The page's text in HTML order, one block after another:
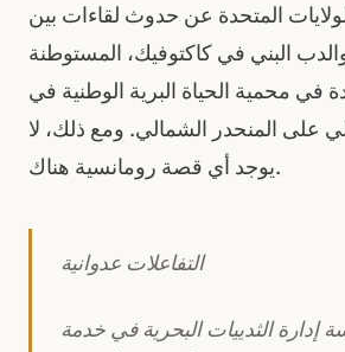
المتحدة عن حدوث لقاءات بين
البني في كاكتوفيك، المستوطنة
في محمية الحياة البرية الوطنية في
على المنحدر الشمالي. ومع ذلك، لا
يوجد أي قصة رومانسية هناك.
التفاعلات عدوانية
إدارة الثدييات البحرية في خدمة